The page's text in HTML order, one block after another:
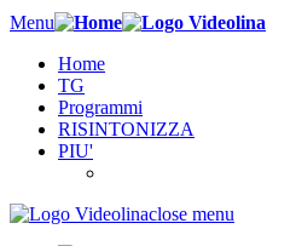
Menu
Home
TG
Programmi
RISINTONIZZA
PIU'
close menu